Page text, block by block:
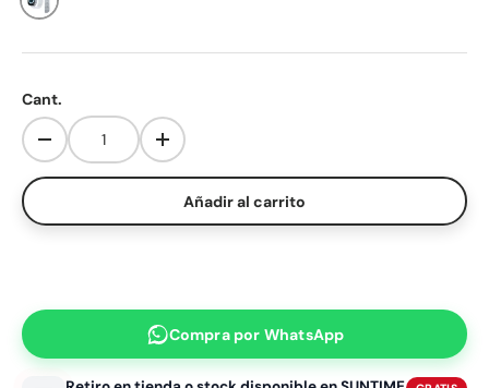
SUNTIME10%
Aplica un solo cupón por pedido. No se puede combinar con otros descuentos.
Cant.
Disminuir cantidadAumentar la cantidad
Añadir al carrito
Compra por WhatsApp